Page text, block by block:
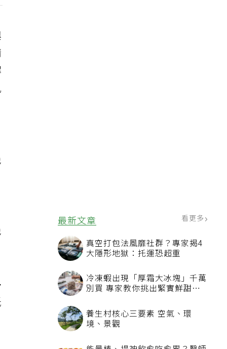
最新文章 看更多
真空打包法風靡社群？專家揭4
大隱形地獄：托運恐超重
冷凍蝦出現「厚霜大冰塊」千萬
別買 專家教你挑出緊實鮮甜蝦
養生村核心三要素 空氣、環
境、景觀